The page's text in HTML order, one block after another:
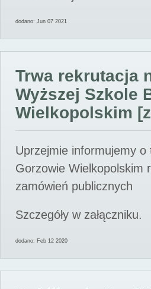
dodano: Jun 07 2021
Trwa rekrutacja
Wyższej Szkole
Wielkopolskim
Uprzejmie informujemy
Gorzowie Wielkopolskim
zamówień publicznych
Szczegóły w załączniku.
dodano: Feb 12 2020